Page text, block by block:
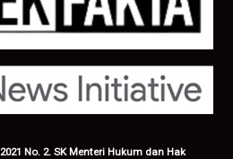
No. 2. SK Menteri Hukum dan Hak